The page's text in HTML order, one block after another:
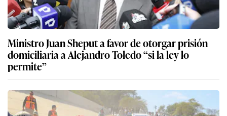
Ministro Juan Sheput a favor de otorgar prisión
domiciliaria a Alejandro Toledo “si la ley lo
permite”